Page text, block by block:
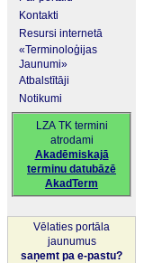
Kontakti
Resursi internetā
«Terminoloģijas
Jaunumi»
Atbalstītāji
Notikumi
LZA TK termini
atrodami
Akadēmiskajā
terminu datubāzē
AkadTerm
Vēlaties portāla
jaunumus
saņemt pa e-pastu?